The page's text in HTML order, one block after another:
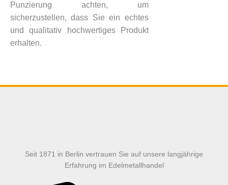
Punzierung achten, um
sicherzustellen, dass Sie ein echtes
und qualitativ hochwertiges Produkt
erhalten.
Seit 1871 in Berlin vertrauen Sie auf unsere langjährige
Erfahrung im Edelmetallhandel